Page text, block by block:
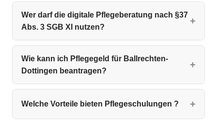
Wer darf die digitale Pflegeberatung nach §37
Abs. 3 SGB XI nutzen?
Wie kann ich Pflegegeld für Ballrechten-
Dottingen beantragen?
Welche Vorteile bieten Pflegeschulungen ?